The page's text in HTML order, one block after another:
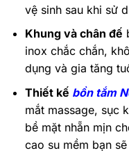
vệ sinh sau khi sử
Khung và chân đế
inox chắc chắn,
dụng và gia tăng
Thiết kế bồn tắm
mắt massage, sục
bề mặt nhẵn mịn
cao su mềm bạn